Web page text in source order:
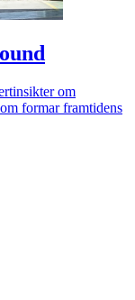
om
formar framtidens